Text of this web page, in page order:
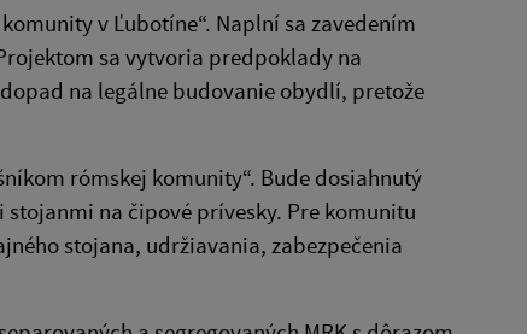
v Ľubotíne“. Naplní sa zavedením
sa vytvoria predpoklady na
na legálne budovanie obydlí, pretože
rómskej komunity“. Bude dosiahnutý
na čipové prívesky. Pre komunitu
stojana, udržiavania, zabezpečenia